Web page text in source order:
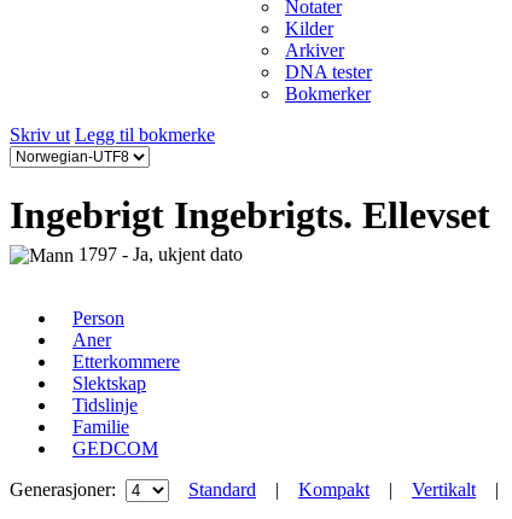
Notater
Kilder
Arkiver
DNA tester
Bokmerker
Skriv ut Legg til bokmerke
Ingebrigt Ingebrigts. Ellevset
1797 - Ja, ukjent dato
Person
Aner
Etterkommere
Slektskap
Tidslinje
Familie
GEDCOM
Generasjoner:
Standard | Kompakt | Vertikalt |